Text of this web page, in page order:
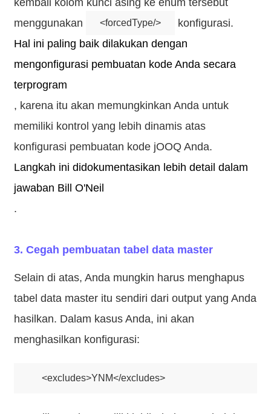
menggunakan
<forcedType/>
konfigurasi.
Hal ini paling baik dilakukan dengan
mengonfigurasi pembuatan kode Anda secara
terprogram
, karena itu akan memungkinkan Anda untuk
memiliki kontrol yang lebih dinamis atas
konfigurasi pembuatan kode jOOQ Anda.
Langkah ini didokumentasikan lebih detail dalam
jawaban Bill O'Neil
.
3. Cegah pembuatan tabel data master
Selain di atas, Anda mungkin harus menghapus
tabel data master itu sendiri dari output yang Anda
hasilkan. Dalam kasus Anda, ini akan
menghasilkan konfigurasi:
<excludes>YNM</excludes>